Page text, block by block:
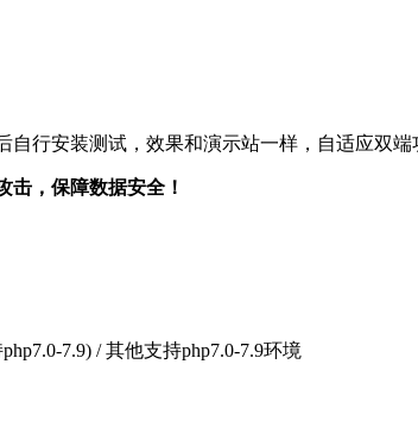
行安装测试，效果和演示站一样，自适应双端
击，保障数据安全！
7.9) / 其他支持php7.0-7.9环境